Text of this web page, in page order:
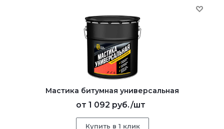
Мастика битумная универсальная
от 1 092 руб./шт
Купить в 1 клик